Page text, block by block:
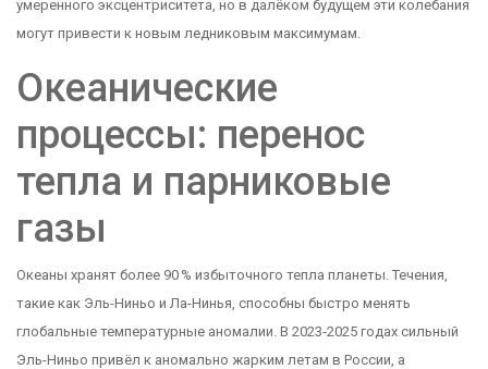
умеренного эксцентриситета, но в далёком будущем эти колебания
могут привести к новым ледниковым максимумам.
Океанические
процессы: перенос
тепла и парниковые
газы
Океаны хранят более 90 % избыточного тепла планеты. Течения,
такие как Эль-Ниньо и Ла-Нинья, способны быстро менять
глобальные температурные аномалии. В 2023‑2025 годах сильный
Эль-Ниньо привёл к аномально жарким летам в России, а